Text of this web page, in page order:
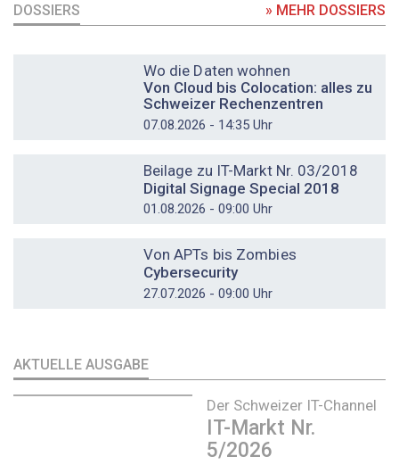
DOSSIERS » MEHR DOSSIERS
Wo die Daten wohnen
Von Cloud bis Colocation: alles zu
Schweizer Rechenzentren
07.08.2026 - 14:35 Uhr
Beilage zu IT-Markt Nr. 03/2018
Digital Signage Special 2018
01.08.2026 - 09:00 Uhr
Von APTs bis Zombies
Cybersecurity
27.07.2026 - 09:00 Uhr
AKTUELLE AUSGABE
Der Schweizer IT-Channel
IT-Markt Nr.
5/2026